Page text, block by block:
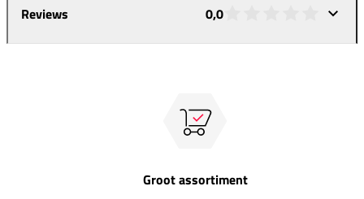
Reviews 0,0
Groot assortiment